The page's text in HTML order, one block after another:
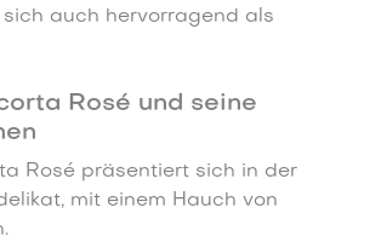
sich auch hervorragend als
Rosé und seine
Rosé präsentiert sich in der
mit einem Hauch von